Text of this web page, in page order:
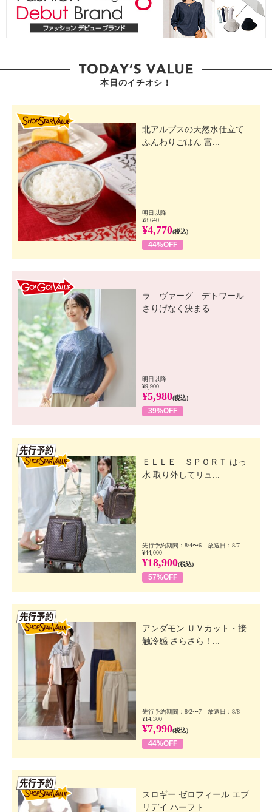
本日のイチオシ！
北アルプスの天然水仕立て
ふんわりごはん 富...
明日以降
¥8,640
¥4,770(税込)
44%OFF
ラ ヴァーグ デトワール
さりげなく決まる ...
明日以降
¥9,900
¥5,980(税込)
39%OFF
ＥＬＬＥ ＳＰＯＲＴ はっ
水 取り外してリュ...
先行予約期間：8/4〜6 放送日：8/7
¥44,000
¥18,900(税込)
57%OFF
アンダモン ＵＶカット・接
触冷感 さらさら！...
先行予約期間：8/2〜7 放送日：8/8
¥14,300
¥7,990(税込)
44%OFF
スロギー ゼロフィール エブ
リデイ ハーフト...